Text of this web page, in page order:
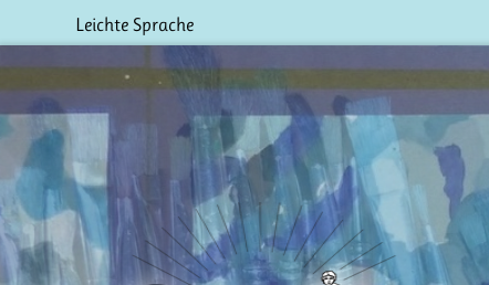
Leichte Sprache